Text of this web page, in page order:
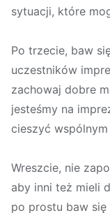
sytuacji, które
Po trzecie, baw
uczestników
zachowaj dobre
jesteśmy na
cieszyć wspólnym
Wreszcie, nie
aby inni też mieli
po prostu baw